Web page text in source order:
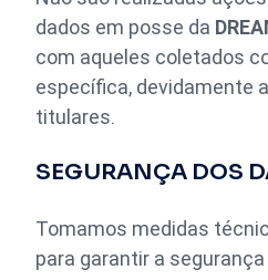
dados em posse da
com aqueles coletados
específica, devidamente
titulares.
SEGURANÇA DOS
Tomamos medidas
para garantir a